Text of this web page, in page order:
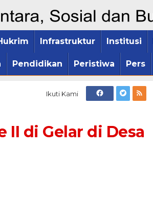
Infrastruktur Institusi
Pendidikan Peristiwa Pers
Ikuti Kami
II di Gelar di Desa